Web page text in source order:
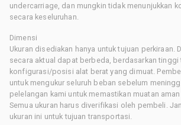
undercarriage, dan mungkin tidak menunjukkan
secara keseluruhan.
Dimensi
Ukuran disediakan hanya untuk tujuan perkiraan.
secara aktual dapat berbeda, berdasarkan tinggi
konfigurasi/posisi alat berat yang dimuat.
untuk mengukur seluruh beban sebelum
pelelangan kami untuk memastikan muatan
Semua ukuran harus diverifikasi oleh pembeli.
ukuran ini untuk tujuan transportasi.